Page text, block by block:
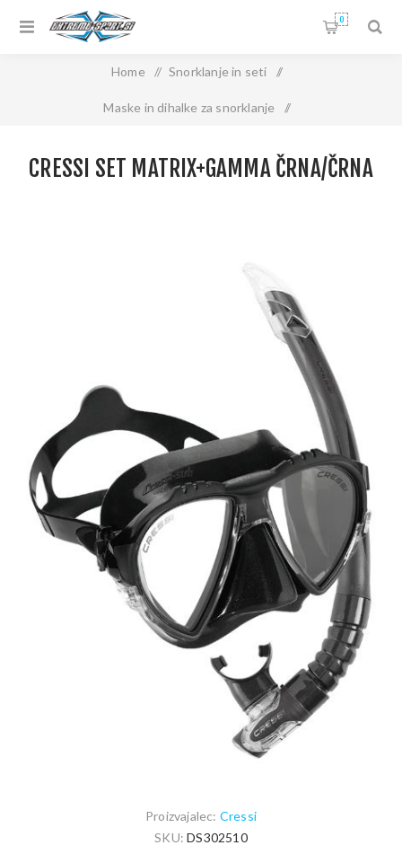
0
Home / Snorklanje in seti /
Maske in dihalke za snorklanje /
CRESSI SET MATRIX+GAMMA ČRNA/ČRNA
CRESSI SET MATRIX+GAMMA ČRNA/ČRNA
Proizvajalec: Cressi
SKU: DS302510